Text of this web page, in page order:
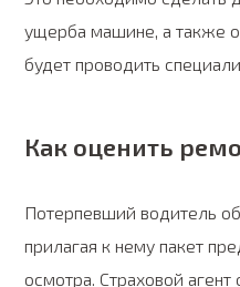
ущерба машине, а также
будет проводить
Как оценить
Потерпевший водитель
прилагая к нему пакет
осмотра. Страховой